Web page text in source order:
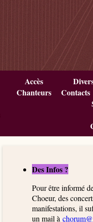
Accès
Chanteurs
Contacts
Des Infos ?
Pour être informé
Choeur, des
manifestations, il
un mail à